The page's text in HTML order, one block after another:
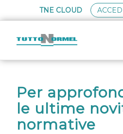
TNE CLOUD
Per
le ultime
normative